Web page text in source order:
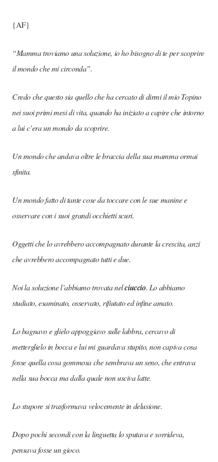
{AF}
“Mamma troviamo una soluzione, io ho bisogno di te per scoprire
il mondo che mi circonda”.
Credo che questo sia quello che ha cercato di dirmi il mio Topino
nei suoi primi mesi di vita, quando ha iniziato a capire che intorno
a lui c’era un mondo da scoprire.
Un mondo che andava oltre le braccia della sua mamma ormai
sfinita.
Un mondo fatto di tante cose da toccare con le sue manine e
osservare con i suoi grandi occhietti scuri.
Oggetti che lo avrebbero accompagnato durante la crescita, anzi
che avrebbero accompagnato tutti e due.
Noi la soluzione l’abbiamo trovata nelciuccio. Lo abbiamo
studiato, esaminato, osservato, rifiutato ed infine amato.
Lo bagnavo e glielo appoggiavo sulle labbra, cercavo di
metterglielo in bocca e lui mi guardava stupito, non capiva cosa
fosse quella cosa gommosa che sembrava un seno, che entrava
nella sua bocca ma dalla quale non usciva latte.
Lo stupore si trasformava velocemente in delusione.
Dopo pochi secondi con la linguetta lo sputava e sorrideva,
pensava fosse un gioco.